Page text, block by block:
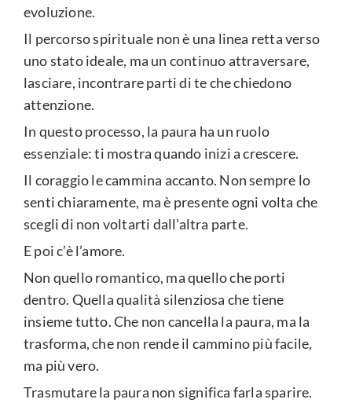
evoluzione.
Il percorso spirituale non è una linea retta verso
uno stato ideale, ma un continuo attraversare,
lasciare, incontrare parti di te che chiedono
attenzione.
In questo processo, la paura ha un ruolo
essenziale: ti mostra quando inizi a crescere.
Il coraggio le cammina accanto. Non sempre lo
senti chiaramente, ma è presente ogni volta che
scegli di non voltarti dall’altra parte.
E poi c’è l’amore.
Non quello romantico, ma quello che porti
dentro. Quella qualità silenziosa che tiene
insieme tutto. Che non cancella la paura, ma la
trasforma, che non rende il cammino più facile,
ma più vero.
Trasmutare la paura non significa farla sparire.